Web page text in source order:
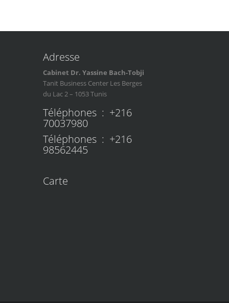
Adresse
Cabinet Dr. Yassine Bach-Tobji
Tanit Business Center Les Berges
du Lac 2 – 1053 Tunis
Téléphones : +216
70037980
Téléphones : +216
98562445
Carte